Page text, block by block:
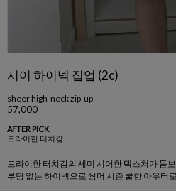
시어 하이넥 집업 (2c)
sheer high-neck zip-up
57,000
AFTER PICK
드라이한 터치감
드라이한 터치감의 세미 시어한 텍스쳐가 돋
부담 없는 하이넥으로 썸머 시즌 쿨한 아우터